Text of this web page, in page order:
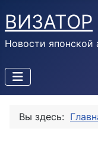
ВИЗАТОР
Новости японской
Вы здесь: